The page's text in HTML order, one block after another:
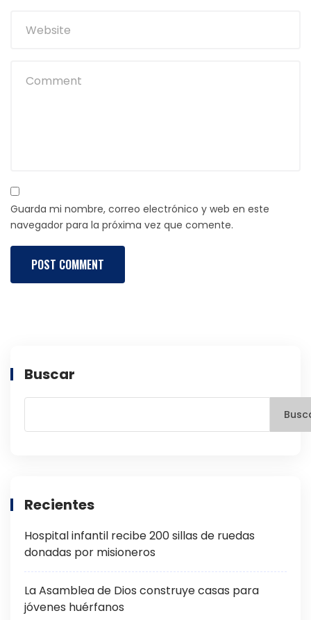
Guarda mi nombre, correo electrónico y web en este
navegador para la próxima vez que comente.
Buscar
Recientes
Hospital infantil recibe 200 sillas de ruedas
donadas por misioneros
La Asamblea de Dios construye casas para
jóvenes huérfanos